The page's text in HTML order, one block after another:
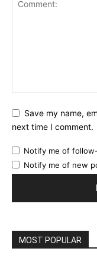
Save my name,
next time I comment.
Notify me of
Notify me of new
MOST POPULAR